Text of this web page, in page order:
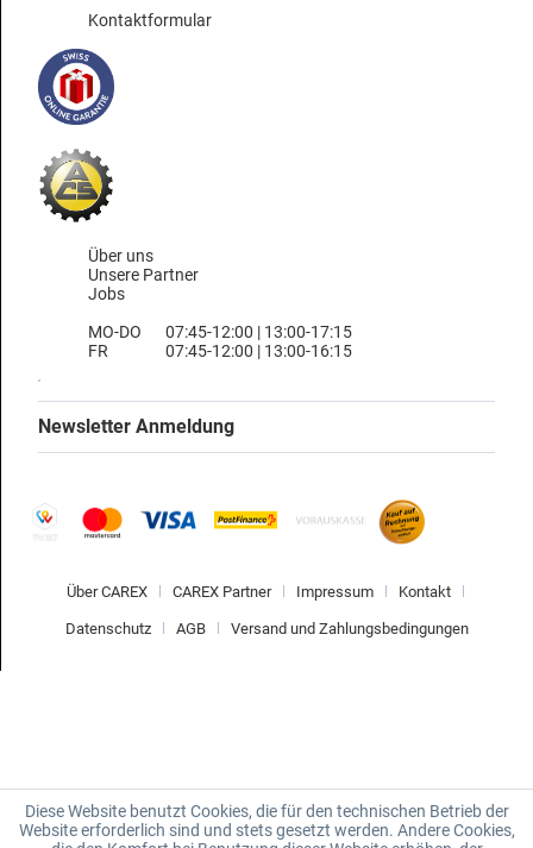
Kontaktformular
Über uns
Unsere Partner
Jobs
MO-DO
FR
07:45-12:00 | 13:00-17:15
07:45-12:00 | 13:00-16:15
Newsletter Anmeldung
Über CAREX CAREX Partner Impressum Kontakt
Datenschutz AGB Versand und Zahlungsbedingungen
Diese Website benutzt Cookies, die für den technischen Betrieb der
Website erforderlich sind und stets gesetzt werden. Andere Cookies,